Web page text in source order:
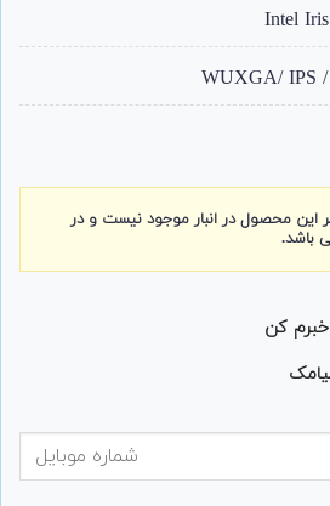
این محصول در انبار موجود نیست و در
باشد.
کن